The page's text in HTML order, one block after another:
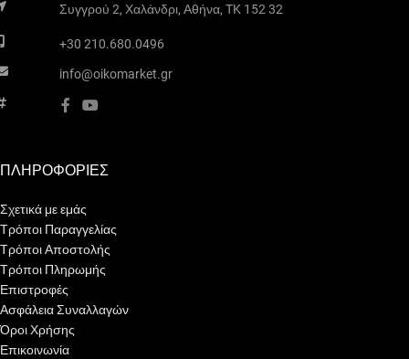
ψηφιακές ενδείξεις
Συγγρού 2, Χαλάνδρι, Αθήνα, TK 152 32
+30 210.680.0496
info@oikomarket.gr
ΠΛΗΡΟΦΟΡΙΕΣ
Σχετικά με εμάς
Τρόποι Παραγγελίας
Τρόποι Αποστολής
Τρόποι Πληρωμής
Επιστροφές
Ασφάλεια Συναλλαγών
Όροι Χρήσης
Επικοινωνία